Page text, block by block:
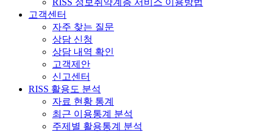
RISS 정보취약계층 서비스 이용방법
고객센터
자주 찾는 질문
상담 신청
상담 내역 확인
고객제안
신고센터
RISS 활용도 분석
자료 현황 통계
최근 이용통계 분석
주제별 활용통계 분석